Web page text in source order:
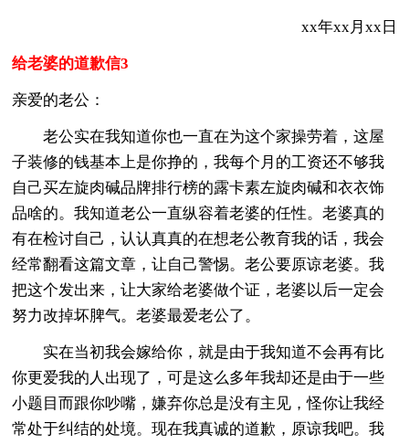
xx年xx月xx日
给老婆的道歉信3
亲爱的老公：
老公实在我知道你也一直在为这个家操劳着，这屋
子装修的钱基本上是你挣的，我每个月的工资还不够我
自己买左旋肉碱品牌排行榜的露卡素左旋肉碱和衣衣饰
品啥的。我知道老公一直纵容着老婆的任性。老婆真的
有在检讨自己，认认真真的在想老公教育我的话，我会
经常翻看这篇文章，让自己警惕。老公要原谅老婆。我
把这个发出来，让大家给老婆做个证，老婆以后一定会
努力改掉坏脾气。老婆最爱老公了。
实在当初我会嫁给你，就是由于我知道不会再有比
你更爱我的人出现了，可是这么多年我却还是由于一些
小题目而跟你吵嘴，嫌弃你总是没有主见，怪你让我经
常处于纠结的处境。现在我真诚的道歉，原谅我吧。我